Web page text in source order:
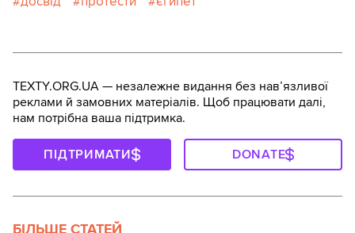
TEXTY.ORG.UA — незалежне видання без навʼязливої
реклами й замовних матеріалів. Щоб працювати далі,
нам потрібна ваша підтримка.
ПІДТРИМАТИ DONATE
БІЛЬШЕ СТАТЕЙ